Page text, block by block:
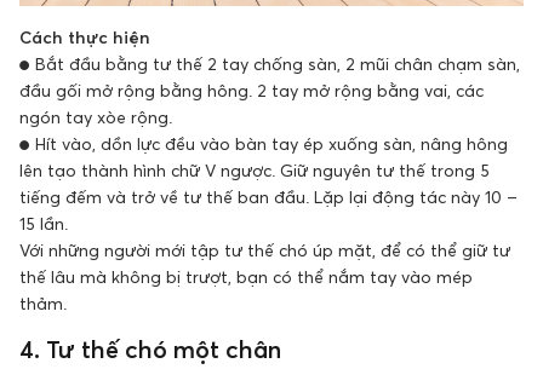
Cách thực hiện
● Bắt đầu bằng tư thế 2 tay chống sàn, 2 mũi chân chạm sàn,
đầu gối mở rộng bằng hông. 2 tay mở rộng bằng vai, các
ngón tay xòe rộng.
● Hít vào, dồn lực đều vào bàn tay ép xuống sàn, nâng hông
lên tạo thành hình chữ V ngược. Giữ nguyên tư thế trong 5
tiếng đếm và trở về tư thế ban đầu. Lặp lại động tác này 10 –
15 lần.
Với những người mới tập tư thế chó úp mặt, để có thể giữ tư
thế lâu mà không bị trượt, bạn có thể nắm tay vào mép
thảm.
4. Tư thế chó một chân